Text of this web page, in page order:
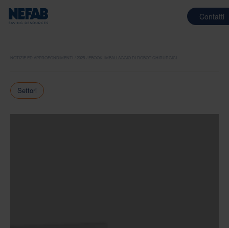
Contatti
NOTIZIE ED APPROFONDIMENTI EBOOK: IMBALLAGGIO DI ROBOT CHIRURGICI
Settori